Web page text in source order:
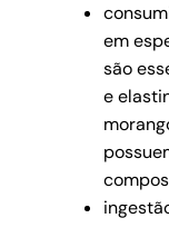
em
são
e